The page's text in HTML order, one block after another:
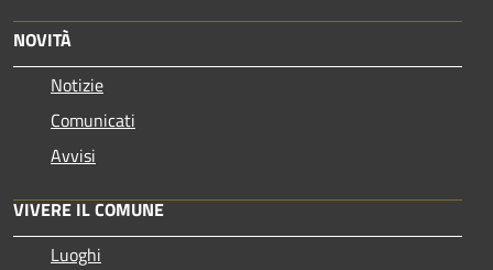
NOVITÀ
Notizie
Comunicati
Avvisi
VIVERE IL COMUNE
Luoghi